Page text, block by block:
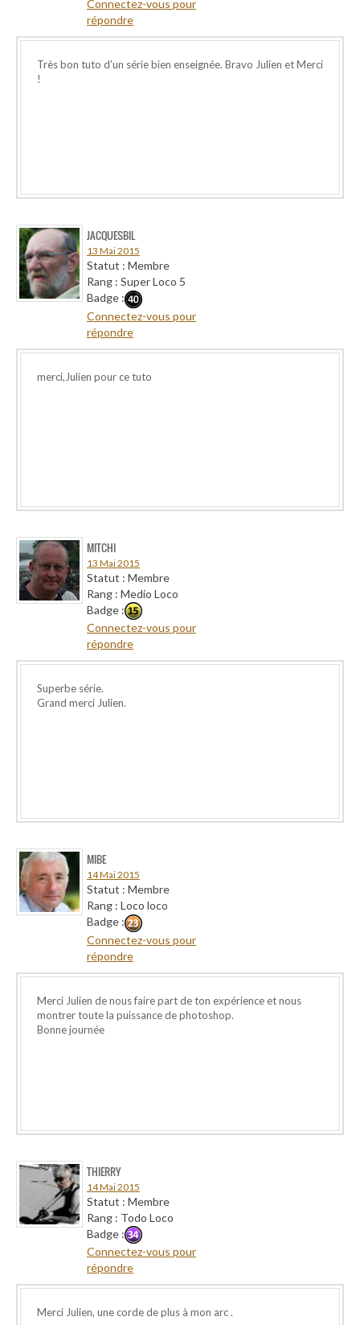
Connectez-vous pour
répondre
Très bon tuto d’un série bien enseignée. Bravo Julien et Merci
!
JACQUESBIL
13 Mai 2015
Statut : Membre
Rang : Super Loco 5
Badge :
Connectez-vous pour
répondre
merci,Julien pour ce tuto
MITCHI
13 Mai 2015
Statut : Membre
Rang : Medio Loco
Badge :
Connectez-vous pour
répondre
Superbe série.
Grand merci Julien.
MIBE
14 Mai 2015
Statut : Membre
Rang : Loco loco
Badge :
Connectez-vous pour
répondre
Merci Julien de nous faire part de ton expérience et nous
montrer toute la puissance de photoshop.
Bonne journée
THIERRY
14 Mai 2015
Statut : Membre
Rang : Todo Loco
Badge :
Connectez-vous pour
répondre
Merci Julien, une corde de plus à mon arc .